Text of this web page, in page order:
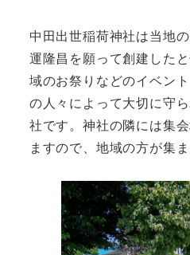
中田出世稲荷神社は当地
運隆昌を願って創建した
域のお祭りなどのイベン
の人々によって大切に守
社です。神社の隣には集
ますので、地域の方が集ま